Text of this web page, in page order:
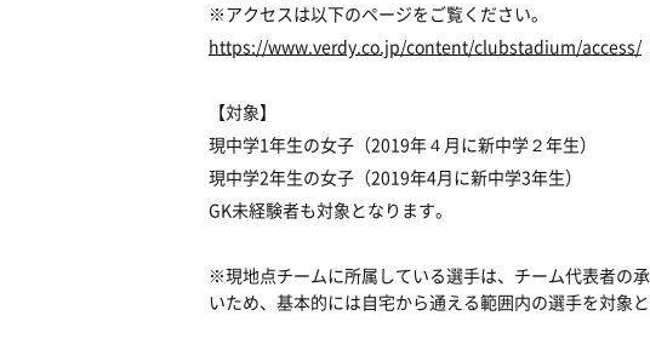
※アクセスは以下のページをご覧ください。
https://www.verdy.co.jp/content/clubstadium/access/
【対象】
現中学1年生の女子（2019年４月に新中学２年生）
現中学2年生の女子（2019年4月に新中学3年生）
GK未経験者も対象となります。
※現地点チームに所属している選手は、チーム代表者の
いため、基本的には自宅から通える範囲内の選手を対象と